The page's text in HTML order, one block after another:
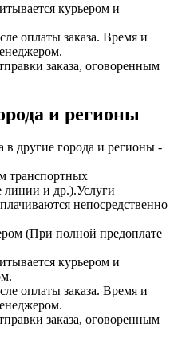
курьером и
оплаты заказа. Время и
заказа, оговоренным
и регионы
в другие города и регионы -
транспортных
и др.).Услуги
непосредственно
(При полной предоплате
курьером и
оплаты заказа. Время и
заказа, оговоренным